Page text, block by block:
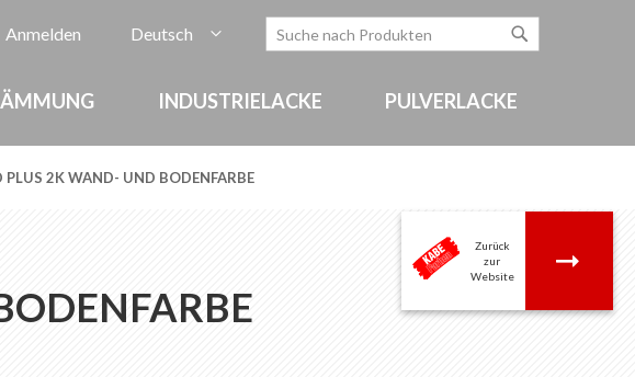
Anmelden
Deutsch
Search
Zurück
zur
Website
INDUSTRIELACKE PULVERLACKE
PLUS 2K WAND- UND BODENFARBE